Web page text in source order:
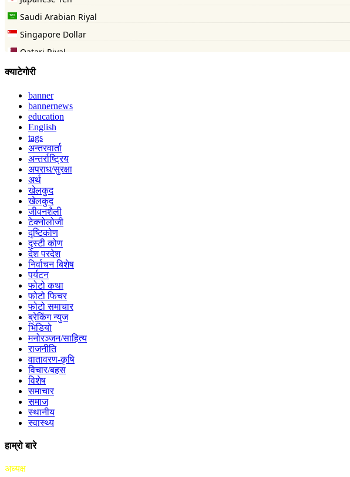
क्याटेगोरी
banner
bannernews
education
English
tags
अन्तरवार्ता
अन्तर्राष्ट्रिय
अपराध/सुरक्षा
अर्थ
खेलकुद
खेलकुद
जीवनशैली
टेक्नोलोजी
दृष्टिकोण
दृस्टी कोण
देश परदेश
निर्वाचन बिशेष
पर्यटन
फोटो कथा
फोटो फिचर
फोटो समाचार
ब्रेकिंग न्युज
भिडियो
मनोरञ्जन/साहित्य
राजनीति
वातावरण-कृषि
विचार/बहस
विशेष
समाचार
समाज
स्थानीय
स्वास्थ्य
हाम्रो बारे
अध्यक्ष